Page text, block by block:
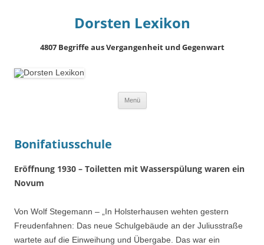
Dorsten Lexikon
4807 Begriffe aus Vergangenheit und Gegenwart
Menü
Bonifatiusschule
Eröffnung 1930 – Toiletten mit Wasserspülung waren ein
Novum
Von Wolf Stegemann – „In Holsterhausen wehten gestern
Freudenfahnen: Das neue Schulgebäude an der Juliusstraße
wartete auf die Einweihung und Übergabe. Das war ein